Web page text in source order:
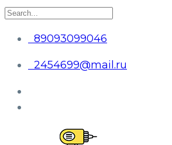
89093099046
2454699@mail.ru